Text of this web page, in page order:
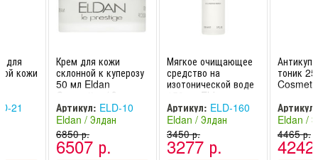
для
кожи
21
Крем для кожи
склонной к куперозу
50 мл Eldan
Cosmetics / Элдан
Артикул: ELD-10
Eldan / Элдан
(Швейцария -
Италия)
6850 р.
6507 р.
Мягкое очищающее
средство на
изотонической воде
150 мл Eldan
Cosmetics / Элдан
Артикул: ELD-160
Eldan / Элдан
(Швейцария -
Италия)
3450 р.
3277 р.
тоник
Артикул:
Eldan /
Италия)
4465 р.